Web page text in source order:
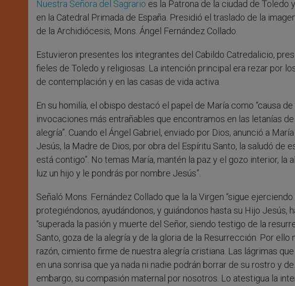
r
Nuestra Señora del Sagrario es la Patrona de la ciudad de Toledo
en la Catedral Primada de España. Presidió el traslado de la
de la Archidiócesis, Mons. Ángel Fernández Collado.
Estuvieron presentes los integrantes del Cabildo Catredalicio,
fieles de Toledo y religiosas. La intención principal era rezar por
de contemplación y en las casas de vida activa.
En su homilía, el obispo destacó el papel de María como “causa
invocaciones más entrañables que encontramos en las letanías
alegría”. Cuando el Ángel Gabriel, enviado por Dios, anunció a
Jesús, la Madre de Dios, por obra del Espíritu Santo, la saludó de
está contigo”. No temas María, mantén la paz y el gozo interior, la
luz un hijo y le pondrás por nombre Jesús”.
Señaló Mons. Fernández Collado que la la Virgen “sigue
protegiéndonos, ayudándonos, y guiándonos hasta su Hijo Jesús,
“superada la pasión y muerte del Señor, siendo testigo de la
Santo, goza de la alegría y de la gloria de la Resurrección. Por
razón, cimiento firme de nuestra alegría cristiana. Las lágrimas
en una sonrisa que ya nada ni nadie podrán borrar de su rostro y
embargo, su compasión maternal por nosotros. Lo atestigua la